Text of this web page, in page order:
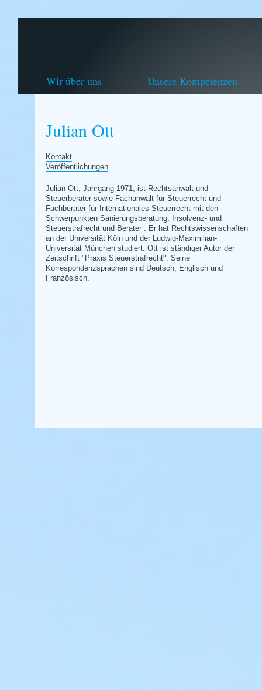
Wir über uns Unsere Kompetenzen
Julian Ott
Kontakt
Veröffentlichungen
Julian Ott, Jahrgang 1971, ist Rechtsanwalt und
Steuerberater sowie Fachanwalt für Steuerrecht und
Fachberater für Internationales Steuerrecht mit den
Schwerpunkten Sanierungsberatung, Insolvenz- und
Steuerstrafrecht und Berater . Er hat Rechtswissenschaften
an der Universität Köln und der Ludwig-Maximilian-
Universität München studiert. Ott ist ständiger Autor der
Zeitschrift "Praxis Steuerstrafrecht". Seine
Korrespondenzsprachen sind Deutsch, Englisch und
Französisch.